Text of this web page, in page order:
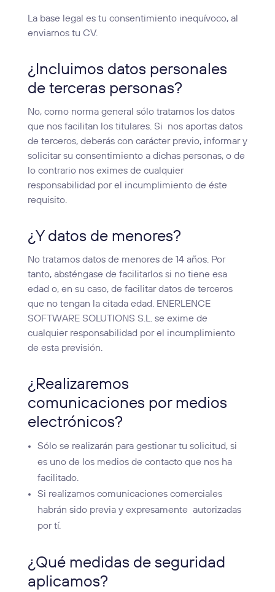
La base legal es tu consentimiento inequívoco, al
enviarnos tu CV.
¿Incluimos datos personales
de terceras personas?
No, como norma general sólo tratamos los datos
que nos facilitan los titulares. Si
nos aportas datos
de terceros, deberás con carácter previo, informar y
solicitar su consentimiento a dichas personas, o de
lo contrario nos eximes de cualquier
responsabilidad por el incumplimiento de éste
requisito.
¿Y datos de menores?
No tratamos datos de menores de 14 años. Por
tanto, absténgase de facilitarlos si no tiene esa
edad o, en su caso, de facilitar datos de terceros
que no tengan la citada edad. ENERLENCE
SOFTWARE SOLUTIONS S.L. se exime de
cualquier responsabilidad por el incumplimiento
de esta previsión.
¿Realizaremos
comunicaciones por medios
electrónicos?
Sólo se realizarán para gestionar tu solicitud, si
es uno de los medios de contacto que nos ha
facilitado.
Si realizamos comunicaciones comerciales
habrán sido previa y expresamente autorizadas
por tí.
¿Qué medidas de seguridad
aplicamos?